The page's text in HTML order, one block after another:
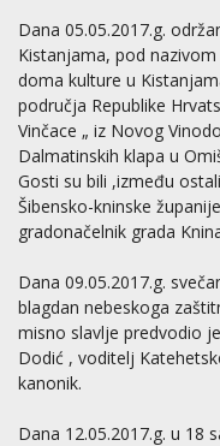
Dana 05.05.2017.g.
Kistanjama, pod
doma kulture u
područja Republike
Vinčace „ iz Novog
Dalmatinskih klapa u
Gosti su bili ,između
Šibensko-kninske
gradonačelnik grada
Dana 09.05.2017.g.
blagdan nebeskoga
misno slavlje predvodio
Dodić , voditelj
kanonik.
Dana 12.05.2017.g. u 18